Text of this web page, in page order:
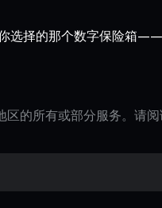
你选择的那个数字保险箱
区的所有或部分服务。请阅